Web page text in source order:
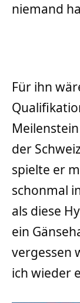
niemand
Für ihn
der
spielte er
schonmal
als diese
ein
vergessen
ich wieder